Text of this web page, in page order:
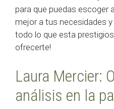
para que puedas escoger
mejor a tus necesidades
todo lo que esta
ofrecerte!
Laura Mercier:
análisis en la